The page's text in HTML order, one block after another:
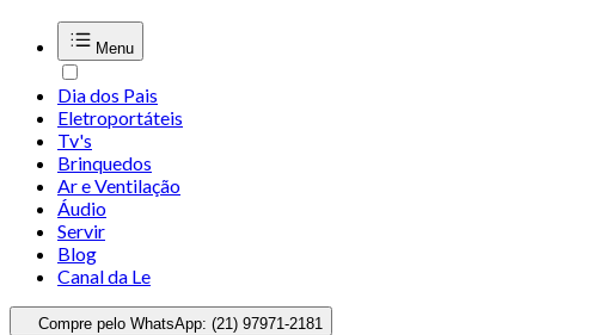
Menu
Dia dos Pais
Eletroportáteis
Tv's
Brinquedos
Ar e Ventilação
Áudio
Servir
Blog
Canal da Le
Compre pelo WhatsApp: (21) 97971-2181